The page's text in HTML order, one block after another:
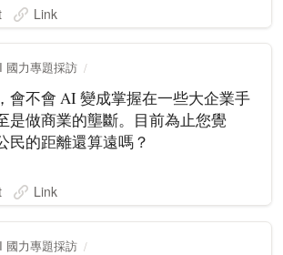
Link
國力專題採訪
會不會 AI 變成掌握在一些大企業手
是做商業的壟斷。目前為止您覺
民的距離還算遠嗎？
Link
國力專題採訪